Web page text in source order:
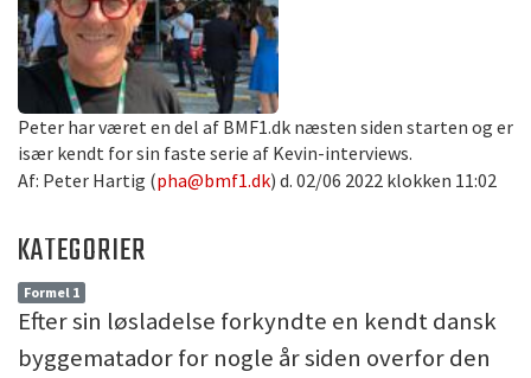
Peter har været en del af BMF1.dk næsten siden starten og er
især kendt for sin faste serie af Kevin-interviews.
Af: Peter Hartig (pha@bmf1.dk) d. 02/06 2022 klokken 11:02
KATEGORIER
Formel 1
Efter sin løsladelse forkyndte en kendt dansk
byggematador for nogle år siden overfor den